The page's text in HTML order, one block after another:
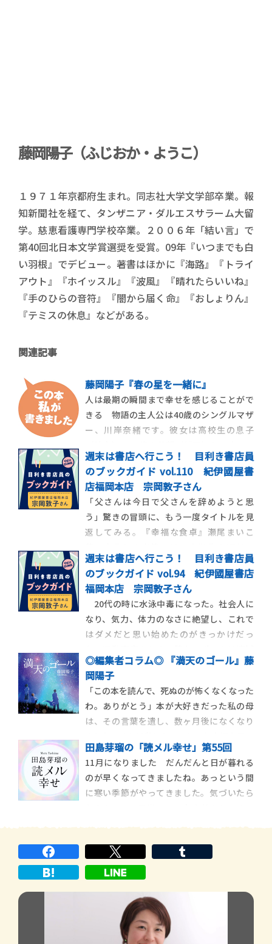
藤岡陽子（ふじおか・ようこ）
１９７１年京都府生まれ。同志社大学文学部卒業。報
知新聞社を経て、タンザニア・ダルエスサラーム大留
学。慈恵看護専門学校卒業。２００６年「結い言」で
第40回北日本文学賞選奨を受賞。09年『いつまでも白
い羽根』でデビュー。著書はほかに『海路』『トライ
アウト』『ホイッスル』『波風』『晴れたらいいね』
『手のひらの音符』『闇から届く命』『おしょりん』
『テミスの休息』などがある。
関連記事
藤岡陽子『春の星を一緒に』
人は最期の瞬間まで幸せを感じることがで
きる 物語の主人公は40歳のシングルマザ
ー、川岸奈緒です。彼女は高校生の息子
京都府の丹後半島で暮らしています。奈緒
が離婚したのは７年前で、原因は夫の浮
気。しかも夫は不倫相手との間に子どもま
で作り、一方的に離婚を突きつけてきまし
た。かつてそんな
週末は書店へ行こう！ 目利き書店員
のブックガイド vol.110 紀伊國屋書
店福岡本店 宗岡敦子さん
「父さんは今日で父さんを辞めようと思
う」驚きの冒頭に、もう一度タイトルを見
返してみる。『幸福な食卓』瀬尾まいこ
た。タイトルからは想像できない物語に衝
撃を受け、初めて知る感情に、大号泣して
しまった。その後、瀬尾先生の大ファンと
なり、夢中で他の作品も読みまくった。今
回の新刊『私たちの世
週末は書店へ行こう！ 目利き書店員
のブックガイド vol.94 紀伊國屋書店
福岡本店 宗岡敦子さん
20代の時に水泳中毒になった。社会人に
なり、気力、体力のなさに絶望し、これで
はダメだと思い始めたのがきっかけだっ
的。泳げないが、水中歩行ならできると思
いプールに通い始める。最初は歩行だけだ
ったが、すいすい泳ぐみなさんを見て、自
分もあんな風に泳いでみたいと思い練習を
始めた。だが、全
◎編集者コラム◎ 『満天のゴール』藤
岡陽子
「この本を読んで、死ぬのが怖くなくなった
わ。ありがとう」本が大好きだった私の母
は、その言葉を遺し、数ヶ月後になくなり
出で、故にこの小説は私にとって、とても大
切な作品です。これは私が体験した小さな
エピソードですが、この作品が多くの人の
心に響き「救われた」「死生観が変わっ
田島芽瑠の「読メル幸せ」第55回
11月になりました だんだんと日が暮れる
のが早くなってきましたね。あっという間
に寒い季節がやってきました。気づいたら
福岡で12月９日から３日間行われる「山笠
キックボーダーズ」という舞台に出演させ
ていただ